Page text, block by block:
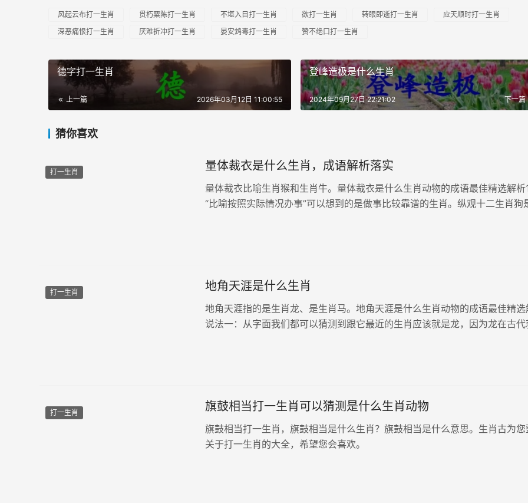
风起云布打一生肖 贯朽粟陈打一生肖 不堪入目打一生肖 欲打一生肖 转眼即逝打一生肖
应天顺时打一生肖
深恶痛恨打一生肖
厌难折冲打一生肖 晏安鸩毒打一生肖 赞不绝口打一生肖
德字打一生肖
上一篇 2026年03月12日 11:00:55
登峰造极是什么生肖
下一篇
2024年09月27日 22:21:02
猜你喜欢
打一生肖 量体裁衣是什么生肖，成语解析落实
量体裁衣比喻生肖猴和生肖牛。量体裁衣是什么生肖动物的成语最佳精选解析
“比喻按照实际情况办事”可以想到的是做事比较靠谱的生肖。纵观十二生肖狗
打一生肖 地角天涯是什么生肖
地角天涯指的是生肖龙、是生肖马。地角天涯是什么生肖动物的成语最佳精选
说法一：从字面我们都可以猜测到跟它最近的生肖应该就是龙，因为龙在古代
打一生肖 旗鼓相当打一生肖可以猜测是什么生肖动物
旗鼓相当打一生肖，旗鼓相当是什么生肖？旗鼓相当是什么意思。生肖古为您
关于打一生肖的大全，希望您会喜欢。